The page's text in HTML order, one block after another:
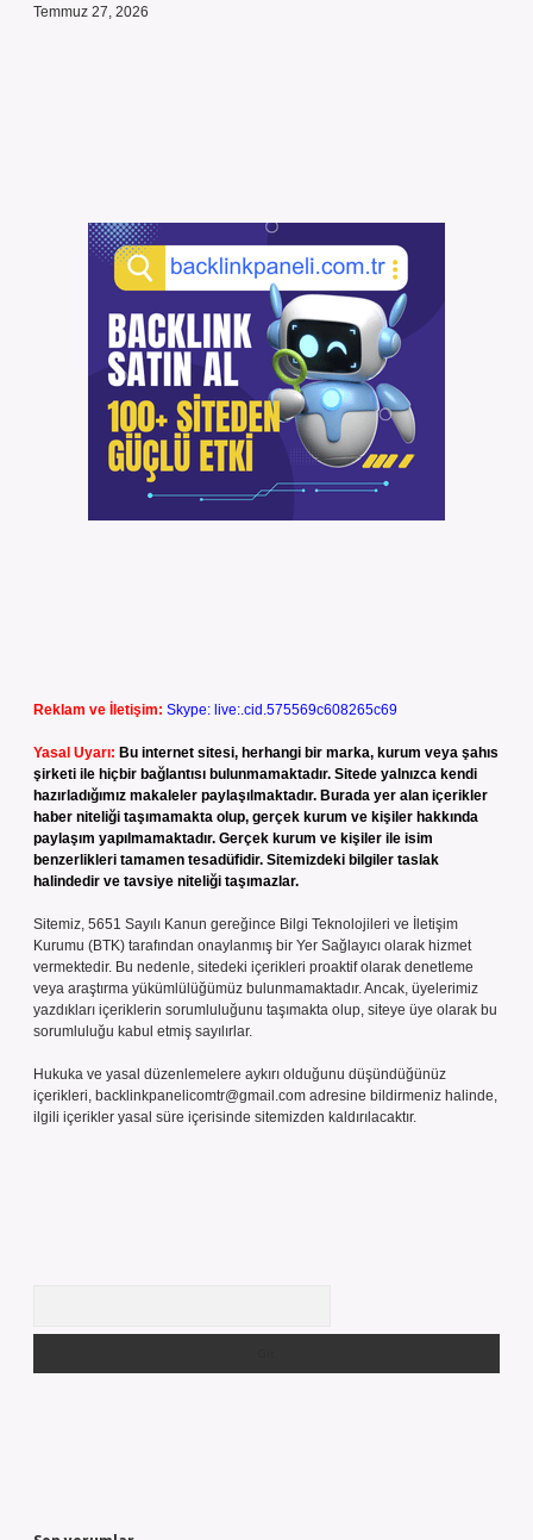
Temmuz 27, 2026
Reklam ve İletişim: Skype: live:.cid.575569c608265c69
Yasal Uyarı: Bu internet sitesi, herhangi bir marka, kurum veya şahıs
şirketi ile hiçbir bağlantısı bulunmamaktadır. Sitede yalnızca kendi
hazırladığımız makaleler paylaşılmaktadır. Burada yer alan içerikler
haber niteliği taşımamakta olup, gerçek kurum ve kişiler hakkında
paylaşım yapılmamaktadır. Gerçek kurum ve kişiler ile isim
benzerlikleri tamamen tesadüfidir. Sitemizdeki bilgiler taslak
halindedir ve tavsiye niteliği taşımazlar.
Sitemiz, 5651 Sayılı Kanun gereğince Bilgi Teknolojileri ve İletişim
Kurumu (BTK) tarafından onaylanmış bir Yer Sağlayıcı olarak hizmet
vermektedir. Bu nedenle, sitedeki içerikleri proaktif olarak denetleme
veya araştırma yükümlülüğümüz bulunmamaktadır. Ancak, üyelerimiz
yazdıkları içeriklerin sorumluluğunu taşımakta olup, siteye üye olarak bu
sorumluluğu kabul etmiş sayılırlar.
Hukuka ve yasal düzenlemelere aykırı olduğunu düşündüğünüz
içerikleri, backlinkpanelicomtr@gmail.com adresine bildirmeniz halinde,
ilgili içerikler yasal süre içerisinde sitemizden kaldırılacaktır.